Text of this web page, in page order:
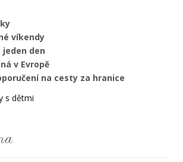
víkendy
den
v Evropě
na cesty za hranice
s dětmi